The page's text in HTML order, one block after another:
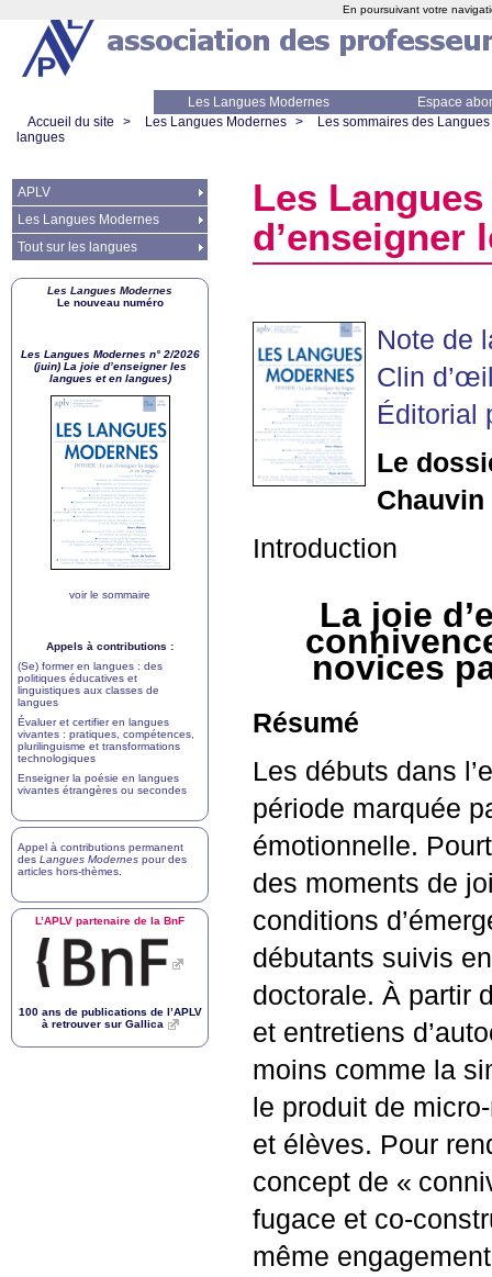
Les Langues Modernes
Espace
Accueil du site
> Les Langues Modernes >
Les sommaires des
langues
Les
d’enseigner
Note de
Clin
Éditorial
Le
Chauvin
Introduction
La joie
novices
Résumé
Les débuts dans
période marquée
émotionnelle.
des moments de
conditions
débutants suivis
doctorale. À partir
et entretiens
moins comme la
le produit de
et élèves. Pour
concept de «
fugace et co-
même
APLV
Les Langues Modernes
Tout sur les langues
Les Langues Modernes
Le nouveau numéro
Les Langues Modernes n° 2/2026
(juin) La joie d’enseigner les
langues et en langues)
voir le sommaire
Appels à contributions :
(Se) former en langues : des
politiques éducatives et
linguistiques aux classes de
langues
Évaluer et certifier en langues
vivantes : pratiques, compétences,
plurilinguisme et transformations
technologiques
Enseigner la poésie en langues
vivantes étrangères ou secondes
Appel à contributions permanent
des Langues Modernes pour des
articles hors-thèmes
L’APLV partenaire de la BnF
100 ans de publications de l’APLV
à retrouver sur Gallica
En poursuivant votre